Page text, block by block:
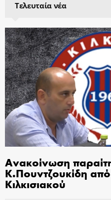
Τελευταία νέα
Ανακοίνωση
Κ.Πουντζουκίδη από
Κιλκισιακού